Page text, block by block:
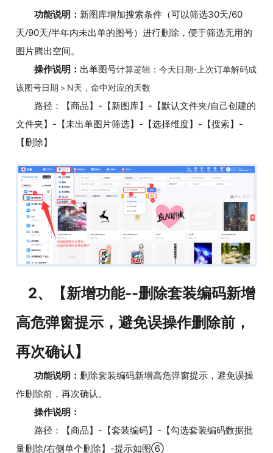
功能说明： 新图库增加搜索条件（可以筛选30天/60
天/90天/半年内未出单的图号）进行删除，便于筛选无用的
图片腾出空间。
操作说明： 出单图号计算逻辑：今天日期-上次订单解码成
该图号日期＞N天，命中对应的天数
路径：【商品】-【新图库】-【默认文件夹/自己创建的
文件夹】-【未出单图片筛选】-【选择维度】-【搜索】-
【删除】
2、【新增功能--删除套装编码新增
高危弹窗提示，避免误操作删除前，
再次确认】
功能说明： 删除套装编码新增高危弹窗提示，避免误操
作删除前，再次确认。
操作说明：
路径：【商品】-【套装编码】-【勾选套装编码数据批
量删除/右侧单个删除】-提示如图⑥